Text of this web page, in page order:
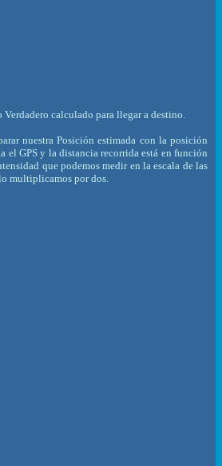
calculado para llegar a destino.
nuestra Posición estimada con la posición
el GPS y la distancia recorrida está en función
que podemos medir en la escala de las
multiplicamos por dos.